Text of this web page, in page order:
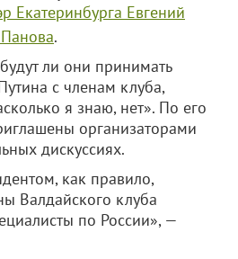
Екатеринбурга Евгений
.
ли они принимать
с членам клуба,
я знаю, нет». По его
организаторами
дискуссиях.
как правило,
Валдайского клуба
по России», —